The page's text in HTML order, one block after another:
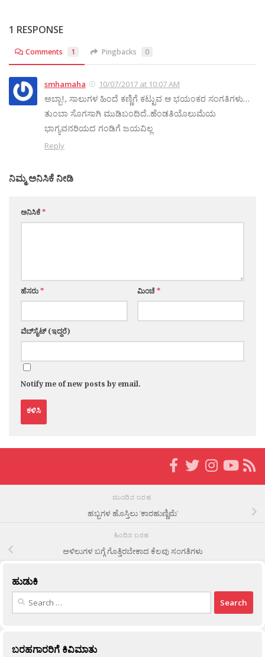
1 RESPONSE
Comments 1 Pingbacks 0
smhamaha 10/07/2017 at 10:07 AM
ಅಬ್ಬಾ!, ಸಾಲುಗಳ ಹಿಂದೆ ಕಣ್ಣಿಗೆ ಕಟ್ಟುವ ಆ ಭಯಂಕರ ಸಂಗತಿಗಳು…
ತುಂಬಾ ಸೊಗಸಾಗಿ ಮುಡಿಬಂದಿದೆ..ಹೆಂಡತಿಯೊಲುಮೆಯ
ಭಾಗ್ಯವನರಿಯದ ಗಂಡಿಗೆ ಜಯವಿಲ್ಲ
Reply
ನಿಮ್ಮ ಅನಿಸಿಕೆ ನೀಡಿ
ಅನಿಸಿಕೆ*
ಹೆಸರು* ಮಿಂಚೆ*
ವೆಬ್‌ಸೈಟ್ (ಇದ್ದರೆ)
Notify me of new posts by email.
ಮುಂದಿನ ಬರಹ
ಹಬ್ಬಗಳ ಹೊಸ್ತಿಲು ‘ಕಾರಹುಣ್ಣಿಮೆ’
ಹಿಂದಿನ ಬರಹ
ಅಳಿಲುಗಳ ಬಗ್ಗೆ ಗೊತ್ತಿರಬೇಕಾದ ಕೆಲವು ಸಂಗತಿಗಳು
ಹುಡುಕಿ
Search
ಬರಹಗಾರರಿಗೆ ಕಿವಿಮಾತು